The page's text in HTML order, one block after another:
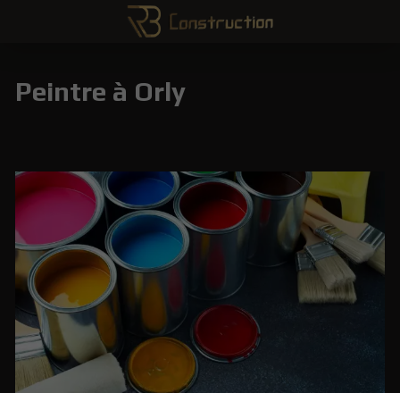
Peintre à Orly